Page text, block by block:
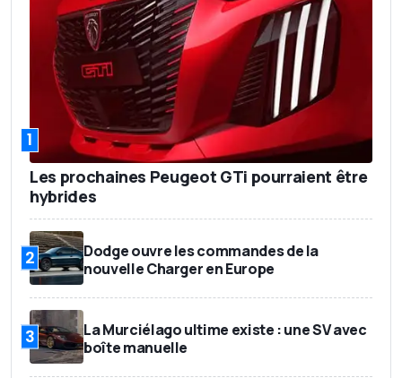
1
Les prochaines Peugeot GTi pourraient être
hybrides
2
Dodge ouvre les commandes de la
nouvelle Charger en Europe
3
La Murciélago ultime existe : une SV avec
boîte manuelle